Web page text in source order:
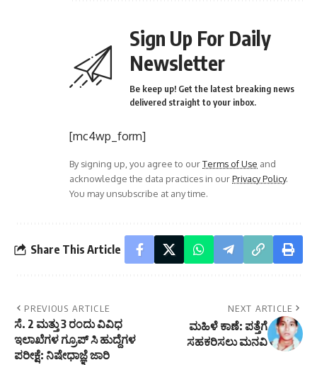
Sign Up For Daily
Newsletter
Be keep up! Get the latest breaking news
delivered straight to your inbox.
[mc4wp_form]
By signing up, you agree to ourTerms of Use and
acknowledge the data practices in ourPrivacy Policy.
You may unsubscribe at any time.
Share This Article
PREVIOUS ARTICLE
ಸೆ. 2 ಮತ್ತು 3 ರಂದು ವಿವಿಧ
ಇಲಾಖೆಗಳ ಗ್ರೂಪ್ ಸಿ ಹುದ್ದೆಗಳ
ಪರೀಕ್ಷೆ: ನಿಷೇಧಾಜ್ಞೆ ಜಾರಿ
NEXT ARTICLE
ಮಹಿಳೆ ಕಾಣೆ: ಪತ್ತೆಗೆ
ಸಹಕರಿಸಲು ಮನವಿ